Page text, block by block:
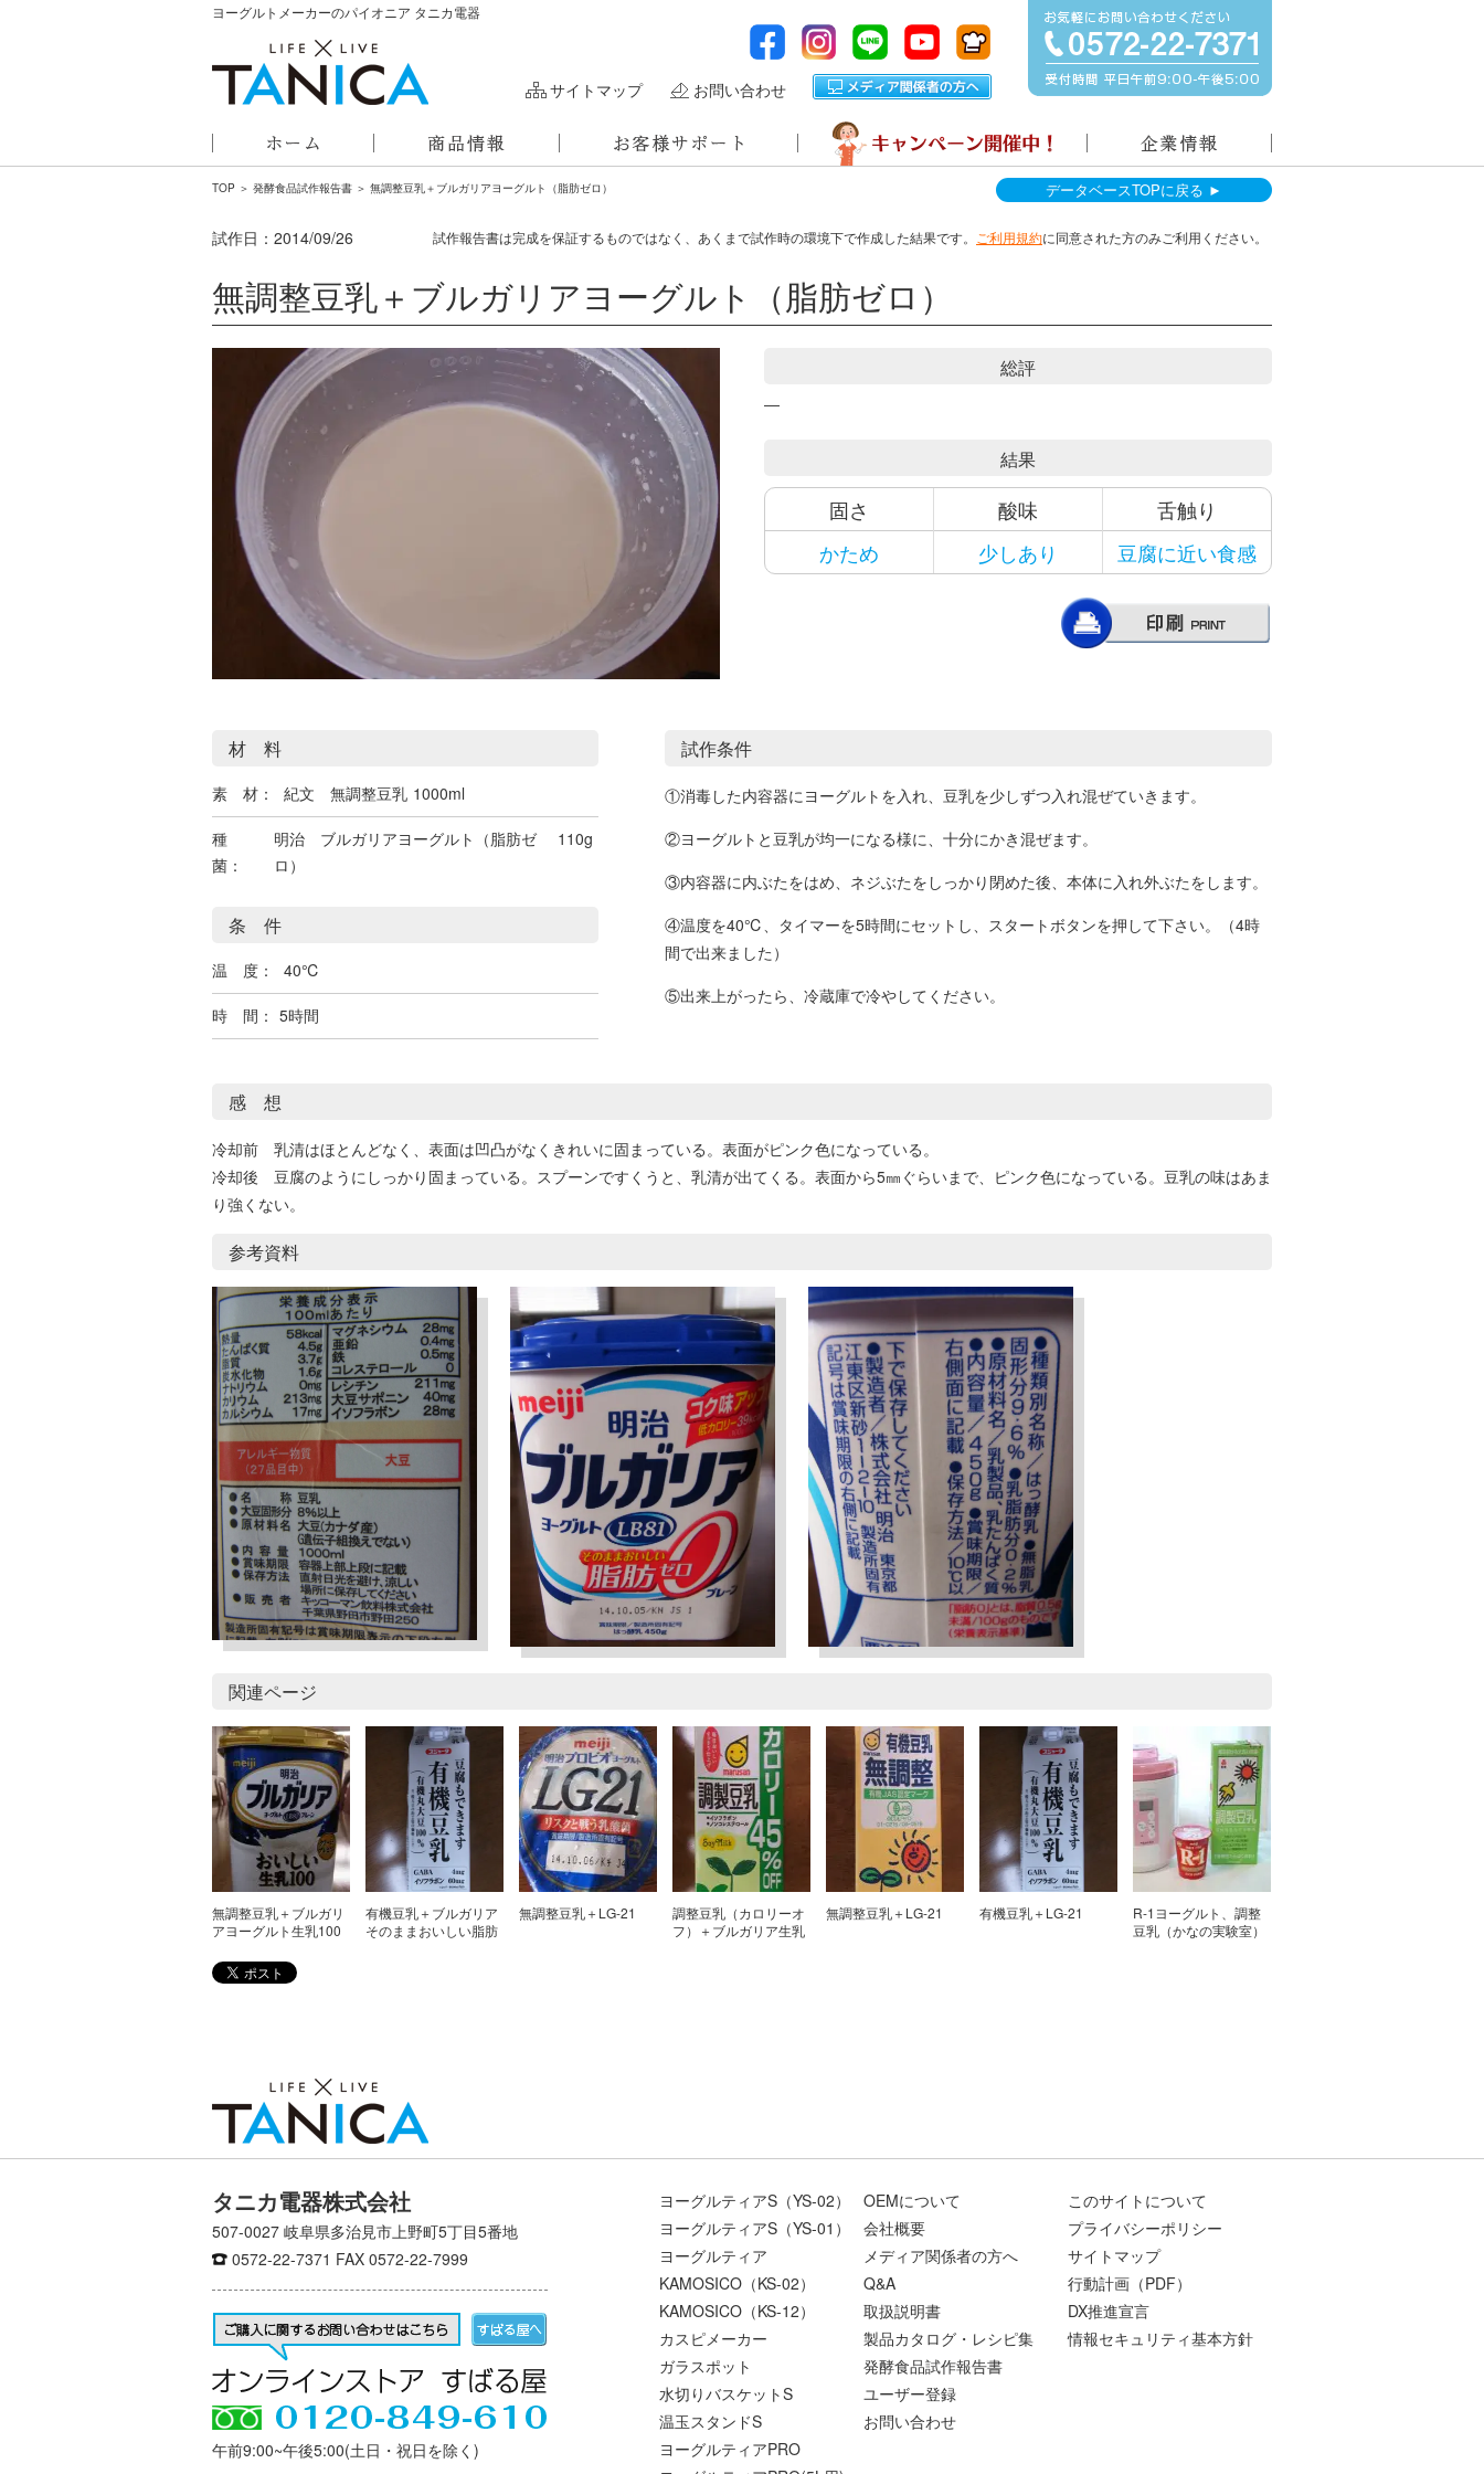
ヨーグルトメーカーのパイオニア タニカ電器
サイトマップ お問い合わせ
TOP ＞ 発酵食品試作報告書 ＞ 無調整豆乳＋ブルガリアヨーグルト（脂肪ゼロ） データベースTOPに戻る ►
試作報告書は完成を保証するものではなく、あくまで試作時の環境下で作成した結果です。 ご利用規約に同意された方のみご利用ください。
試作日： 2014/09/26
無調整豆乳＋ブルガリアヨーグルト（脂肪ゼロ）
総評
―
結果
固さ 酸味
舌触り
かため
少しあり 豆腐に近い食感
材 料
素 材： 紀文 無調整豆乳 1000ml
種
菌：
明治 ブルガリアヨーグルト（脂肪ゼ
ロ）
110g
条 件
温 度： 40℃
時 間： 5時間
試作条件
①消毒した内容器にヨーグルトを入れ、豆乳を少しずつ入れ混ぜていきます。
②ヨーグルトと豆乳が均一になる様に、十分にかき混ぜます。
③内容器に内ぶたをはめ、ネジぶたをしっかり閉めた後、本体に入れ外ぶたをします。
④温度を40℃、タイマーを5時間にセットし、スタートボタンを押して下さい。（4時
間で出来ました）
⑤出来上がったら、冷蔵庫で冷やしてください。
感 想
冷却前 乳清はほとんどなく、表面は凹凸がなくきれいに固まっている。表面がピンク色になっている。
冷却後 豆腐のようにしっかり固まっている。スプーンですくうと、乳清が出てくる。表面から5㎜ぐらいまで、ピンク色になっている。豆乳の味はあま
り強くない。
参考資料
関連ページ
無調整豆乳＋ブルガリ
アヨーグルト生乳100
有機豆乳＋ブルガリア
そのままおいしい脂肪
無調整豆乳＋LG-21
調整豆乳（カロリーオ
フ）＋ブルガリア生乳
無調整豆乳＋LG-21 有機豆乳＋LG-21
R-1ヨーグルト、調整
豆乳（かなの実験室）
タニカ電器株式会社
507-0027 岐阜県多治見市上野町5丁目5番地
0572-22-7371 FAX 0572-22-7999
午前9:00~午後5:00(土日・祝日を除く)
ヨーグルティアS（YS-02）
ヨーグルティアS（YS-01）
ヨーグルティア
KAMOSICO（KS-02）
KAMOSICO（KS-12）
カスピメーカー
ガラスポット
水切りバスケットS
温玉スタンドS
ヨーグルティアPRO
OEMについて
会社概要
メディア関係者の方へ
Q&A
取扱説明書
製品カタログ・レシピ集
発酵食品試作報告書
ユーザー登録
お問い合わせ
このサイトについて
プライバシーポリシー
サイトマップ
行動計画（PDF）
DX推進宣言
情報セキュリティ基本方針